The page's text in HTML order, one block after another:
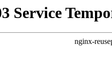
Service
nginx-